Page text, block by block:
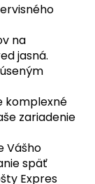
na
jasná.
komplexné
zariadenie
Vášho
späť
Expres